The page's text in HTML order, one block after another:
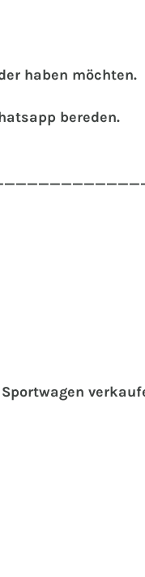
haben möchten.
bereden.